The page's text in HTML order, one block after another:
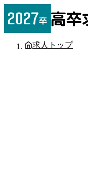
求人トップ